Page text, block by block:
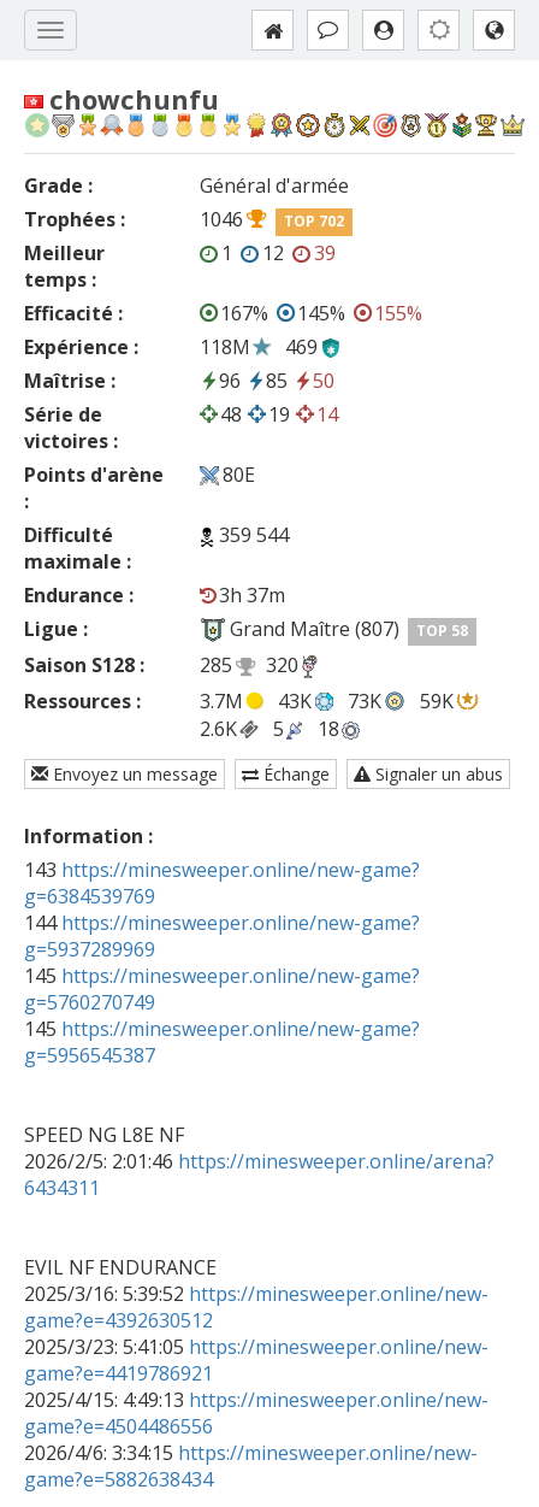
chowchunfu
Grade :
Général d'armée
Trophées :
1046 TOP 702
Meilleur
temps :
1 12 39
Efficacité : 167% 145%
155%
Expérience :
118M
469
Maîtrise :
96 85
50
Série de
victoires :
48 19 14
Points d'arène
:
80E
Difficulté
maximale :
359 544
Endurance :
3h 37m
Ligue :
Grand Maître (807) TOP 58
Saison S128 : 285
320
Ressources :
3.7M 43K 73K
59K
2.6K
5 18
Envoyez un message Échange Signaler un abus
Information :
143 https://minesweeper.online/new-game?
g=6384539769
144 https://minesweeper.online/new-game?
g=5937289969
145 https://minesweeper.online/new-game?
g=5760270749
145 https://minesweeper.online/new-game?
g=5956545387
SPEED NG L8E NF
2026/2/5: 2:01:46 https://minesweeper.online/arena?
6434311
EVIL NF ENDURANCE
2025/3/16: 5:39:52 https://minesweeper.online/new-
game?e=4392630512
2025/3/23: 5:41:05 https://minesweeper.online/new-
game?e=4419786921
2025/4/15: 4:49:13 https://minesweeper.online/new-
game?e=4504486556
2026/4/6: 3:34:15 https://minesweeper.online/new-
game?e=5882638434